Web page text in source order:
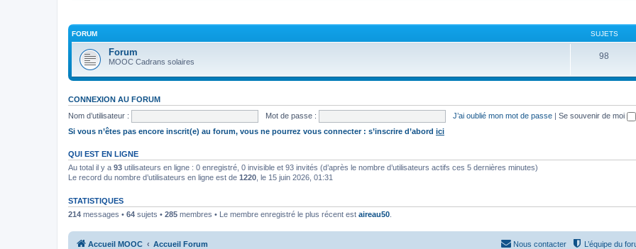
FORUM SUJETS
Forum
MOOC Cadrans solaires
98
CONNEXION AU FORUM
Nom d’utilisateur :
Mot de passe : J’ai oublié mon mot de passe | Se souvenir de moi
Si vous n’êtes pas encore inscrit(e) au forum, vous ne pourrez vous connecter : s’inscrire d’abord ici
QUI EST EN LIGNE
Au total il y a 93 utilisateurs en ligne : 0 enregistré, 0 invisible et 93 invités (d’après le nombre d’utilisateurs actifs ces 5 dernières minutes)
Le record du nombre d’utilisateurs en ligne est de 1220 , le 15 juin 2026, 01:31
STATISTIQUES
214 messages • 64 sujets • 285 membres • Le membre enregistré le plus récent est aireau50
Accueil MOOC Accueil Forum L’équipe du
Nous contacter